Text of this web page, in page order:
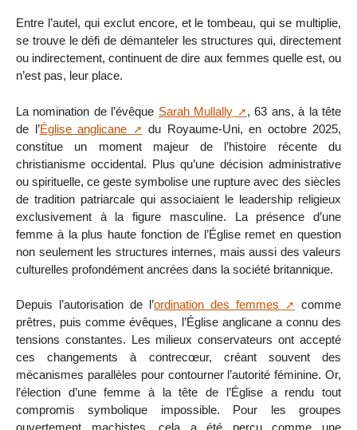
Entre l’autel, qui exclut encore, et le tombeau, qui se multiplie,
se trouve le défi de démanteler les structures qui, directement
ou indirectement, continuent de dire aux femmes quelle est, ou
n’est pas, leur place.
La nomination de l’évêque Sarah Mullally
, 63 ans, à la tête
de l’Église anglicane
du Royaume-Uni, en octobre 2025,
constitue un moment majeur de l’histoire récente du
christianisme occidental. Plus qu’une décision administrative
ou spirituelle, ce geste symbolise une rupture avec des siècles
de tradition patriarcale qui associaient le leadership religieux
exclusivement à la figure masculine. La présence d’une
femme à la plus haute fonction de l’Église remet en question
non seulement les structures internes, mais aussi des valeurs
culturelles profondément ancrées dans la société britannique.
Depuis l’autorisation de l’ordination des femmes
comme
prêtres, puis comme évêques, l’Église anglicane a connu des
tensions constantes. Les milieux conservateurs ont accepté
ces changements à contrecœur, créant souvent des
mécanismes parallèles pour contourner l’autorité féminine. Or,
l’élection d’une femme à la tête de l’Église a rendu tout
compromis symbolique impossible. Pour les groupes